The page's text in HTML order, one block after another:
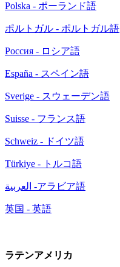
Polska - ポーランド語
ポルトガル - ポルトガル語
Россия - ロシア語
España - スペイン語
Sverige - スウェーデン語
Suisse - フランス語
Schweiz - ドイツ語
Türkiye - トルコ語
العربية -アラビア語
英国 - 英語
ラテンアメリカ